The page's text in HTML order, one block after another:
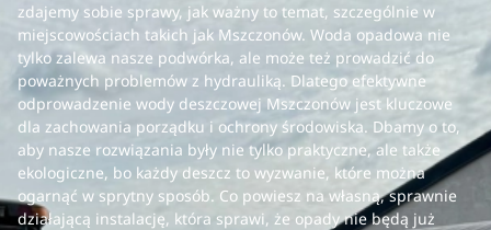
zdajemy sobie sprawy, jak ważny to temat, szczególnie w
miejscowościach takich jak Mszczonów. Woda opadowa nie
tylko zalewa nasze podwórka, ale może też prowadzić do
poważnych problemów z hydrauliką. Dlatego efektywne
odprowadzenie wody deszczowej Mszczonów jest kluczowe
dla zachowania porządku i ochrony środowiska. Dbamy o to,
aby nasze rozwiązania były nie tylko praktyczne, ale także
ekologiczne, bo każdy deszcz to wyzwanie, które można
ogarnąć w sprytny sposób. Co powiesz na własną, sprawnie
działającą instalację, która sprawi, że opady nie będą już